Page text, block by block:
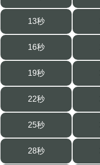
13秒
16秒
19秒
22秒
25秒
28秒